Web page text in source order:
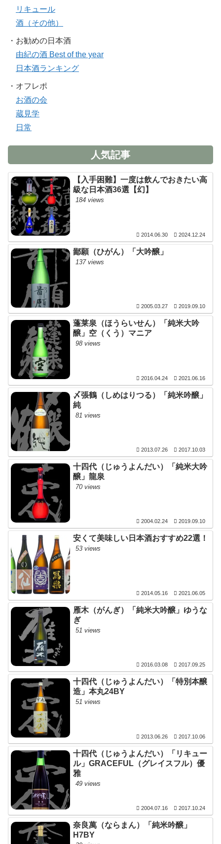
リキュール
酒（その他）
・お勧めの日本酒
由紀の酒 Best of the year
日本酒ランキング
・オフレポ
お酒の会
蔵見学
日常
人気記事
【入手困難】一度は飲んでおきたい高
級な日本酒36選【幻】
184 views
2014.06.30 2024.12.24
鄙願（ひがん）「大吟醸」
137 views
2005.03.27 2019.09.10
蓬莱泉（ほうらいせん）「純米大吟
醸」空（くう）マニア
98 views
2016.04.24 2021.06.16
〆張鶴（しめはりつる）「純米吟醸」
純
81 views
2013.07.26 2017.10.03
十四代（じゅうよんだい）「純米大吟
醸」龍泉
70 views
2004.02.24 2019.09.10
安くて美味しい日本酒おすすめ22選！
53 views
2014.05.16 2021.06.05
雁木（がんぎ）「純米大吟醸」ゆうな
ぎ
51 views
2016.03.08 2017.09.25
十四代（じゅうよんだい）「特別本醸
造」本丸24BY
51 views
2013.06.26 2017.10.06
十四代（じゅうよんだい）「リキュー
ル」GRACEFUL（グレイスフル）優
雅
49 views
2004.07.16 2017.10.24
奈良萬（ならまん）「純米吟醸」
H7BY